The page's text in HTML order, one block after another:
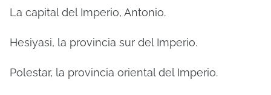
La capital del Imperio, Antonio.
Hesiyasi, la provincia sur del Imperio.
Polestar, la provincia oriental del Imperio.